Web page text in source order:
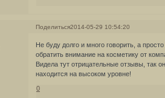
Поделиться2014-05-29 10:54:20
Не буду долго и много говорить, а
обратить внимание на косметику от
Видела тут отрицательные отзывы, так
находится на высоком уровне!
0